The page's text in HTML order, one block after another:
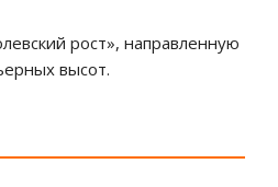
рост», направленную
высот.